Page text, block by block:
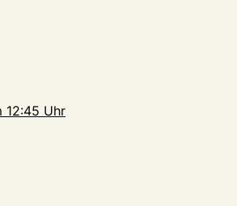
12:45 Uhr